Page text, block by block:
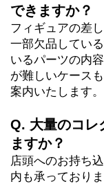
できますか？
フィギュアの差
一部欠品してい
いるパーツの内
が難しいケース
案内いたします。
Q. 大量のコレ
ますか？
店頭へのお持ち
内も承っており